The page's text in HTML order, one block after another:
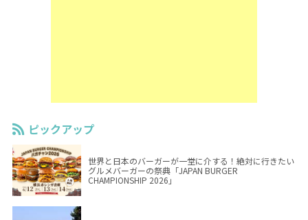
ピックアップ
世界と日本のバーガーが一堂に介する！絶対に行きたい
グルメバーガーの祭典「JAPAN BURGER
CHAMPIONSHIP 2026」